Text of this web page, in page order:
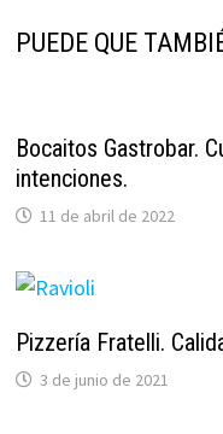
PUEDE QUE
Bocaitos Gastrobar.
intenciones.
11 de abril de 2022
Pizzería Fratelli.
3 de junio de 2021